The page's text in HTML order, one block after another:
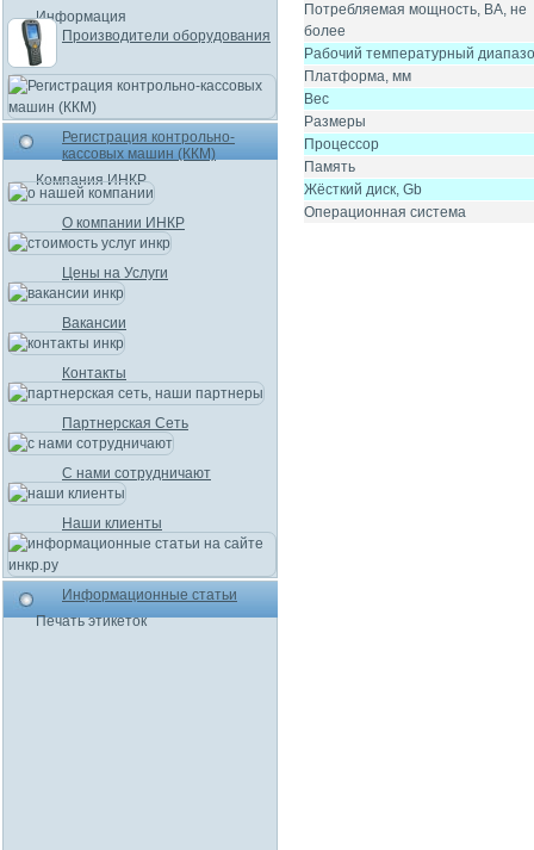
Потребляемая мощность, ВА, не
более
Рабочий температурный
Платформа, мм
Вес
Размеры
Процессор
Память
Жёсткий диск, Gb
Операционная система
Информация
Производители оборудования
Регистрация контрольно-
кассовых машин (ККМ)
Компания ИНКР
О компании ИНКР
Цены на Услуги
Вакансии
Контакты
Партнерская Сеть
С нами сотрудничают
Наши клиенты
Информационные статьи
Печать этикеток